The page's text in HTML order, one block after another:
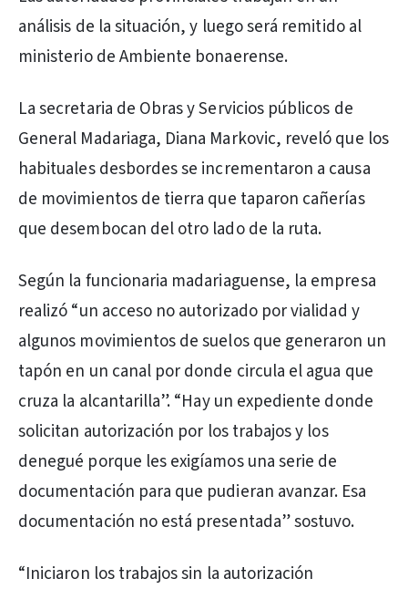
análisis de la situación, y luego será remitido al
ministerio de Ambiente bonaerense.
La secretaria de Obras y Servicios públicos de
General Madariaga, Diana Markovic, reveló que los
habituales desbordes se incrementaron a causa
de movimientos de tierra que taparon cañerías
que desembocan del otro lado de la ruta.
Según la funcionaria madariaguense, la empresa
realizó “un acceso no autorizado por vialidad y
algunos movimientos de suelos que generaron un
tapón en un canal por donde circula el agua que
cruza la alcantarilla”. “Hay un expediente donde
solicitan autorización por los trabajos y los
denegué porque les exigíamos una serie de
documentación para que pudieran avanzar. Esa
documentación no está presentada” sostuvo.
“Iniciaron los trabajos sin la autorización